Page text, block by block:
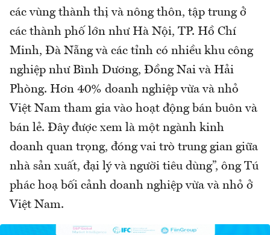
các vùng thành thị và nông thôn, tập trung ở
các thành phố lớn như Hà Nội, TP. Hồ Chí
Minh, Đà Nẵng và các tỉnh có nhiều khu công
nghiệp như Bình Dương, Đồng Nai và Hải
Phòng. Hơn 40% doanh nghiệp vừa và nhỏ
Việt Nam tham gia vào hoạt động bán buôn và
bán lẻ. Đây được xem là một ngành kinh
doanh quan trọng, đóng vai trò trung gian giữa
nhà sản xuất, đại lý và người tiêu dùng”, ông Tú
phác hoạ bối cảnh doanh nghiệp vừa và nhỏ ở
Việt Nam.